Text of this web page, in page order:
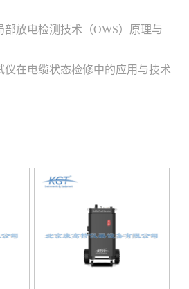
部放电检测技术（OWS）原理与
仪在电缆状态检修中的应用与技术